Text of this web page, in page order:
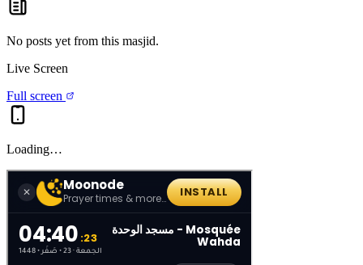
No posts yet from this masjid.
Live Screen
Full screen
Loading…